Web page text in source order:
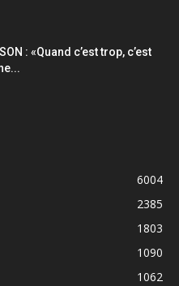
: «Quand c’est trop, c’est
6004
2385
1803
1090
1062